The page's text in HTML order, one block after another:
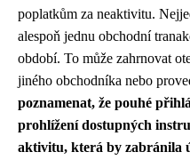
poplatkům za neaktivitu.
alespoň jednu obchodní
období. To může zahrnovat
jiného obchodníka nebo
poznamenat, že pouhé
prohlížení dostupných
aktivitu, která by zabránila